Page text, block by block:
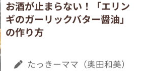
お酒が止まらない！「エリン
ギのガーリックバター醤油」
の作り方
たっきーママ（奥田和美）